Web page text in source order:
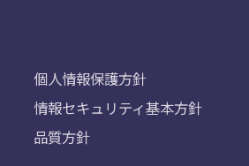
個人情報保護方針
情報セキュリティ基本方針
品質方針